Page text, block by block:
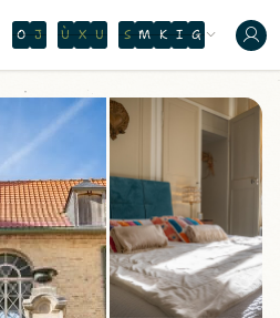
O N T H E W A T E R